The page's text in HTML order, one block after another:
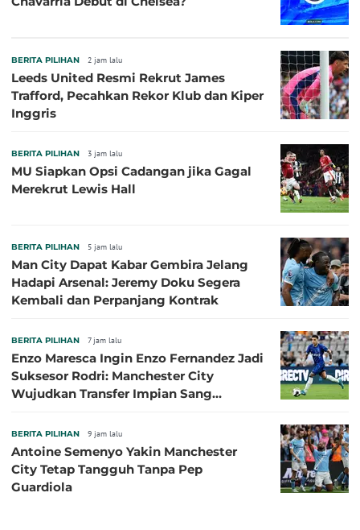
BERITA PILIHAN 2 jam lalu
Leeds United Resmi Rekrut James
Trafford, Pecahkan Rekor Klub dan Kiper
Inggris
BERITA PILIHAN 3 jam lalu
MU Siapkan Opsi Cadangan jika Gagal
Merekrut Lewis Hall
BERITA PILIHAN 5 jam lalu
Man City Dapat Kabar Gembira Jelang
Hadapi Arsenal: Jeremy Doku Segera
Kembali dan Perpanjang Kontrak
BERITA PILIHAN 7 jam lalu
Enzo Maresca Ingin Enzo Fernandez Jadi
Suksesor Rodri: Manchester City
Wujudkan Transfer Impian Sang
BERITA PILIHAN 9 jam lalu
Antoine Semenyo Yakin Manchester
City Tetap Tangguh Tanpa Pep
Guardiola